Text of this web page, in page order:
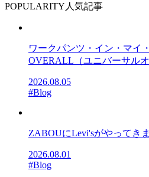
POPULARITY 人気記事
ワークパンツ・イン・マイ
OVERALL（ユニバーサル
2026.08.05
#Blog
ZABOUにLevi'sがやってきま
2026.08.01
#Blog